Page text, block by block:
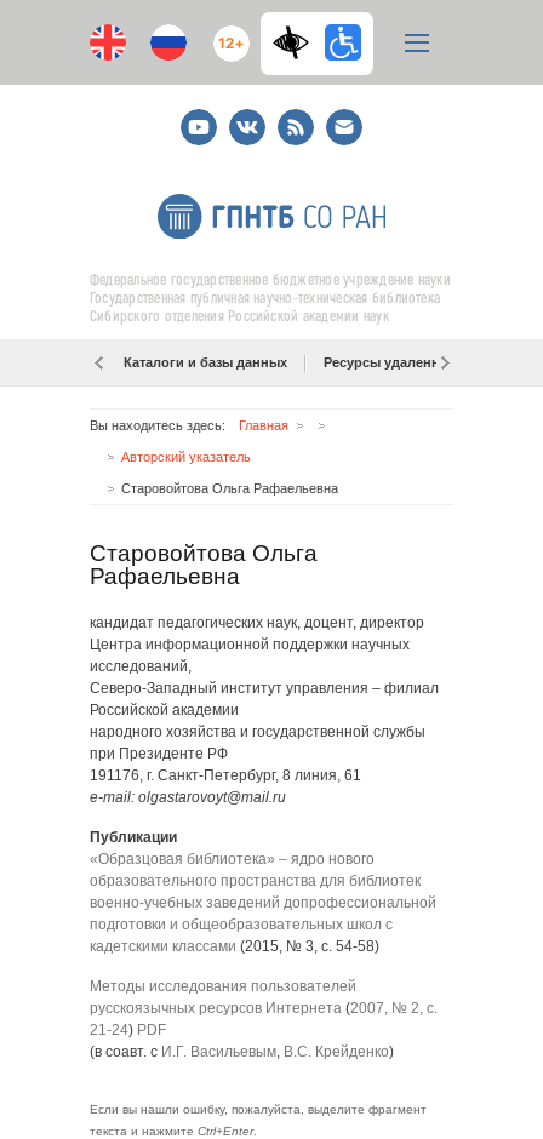
12+
YoutubeВКонтакте
RSS
E-
mail
подписка
Федеральное государственное бюджетное учреждение науки
Государственная публичная научно-техническая библиотека
Сибирского отделения Российской академии наук
Каталоги и базы данных Ресурсы удаленного доступа
Вы находитесь здесь: Главная
Авторский указатель
Старовойтова Ольга Рафаельевна
Старовойтова Ольга
Рафаельевна
кандидат педагогических наук, доцент, директор
Центра информационной поддержки научных
исследований,
Северо-Западный институт управления – филиал
Российской академии
народного хозяйства и государственной службы
при Президенте РФ
191176, г. Санкт-Петербург, 8 линия, 61
e-mail: olgastarovoyt@mail.ru
Публикации
«Образцовая библиотека» – ядро нового
образовательного пространства для библиотек
военно-учебных заведений допрофессиональной
подготовки и общеобразовательных школ с
кадетскими классами (2015, № 3, с. 54-58)
Методы исследования пользователей
русскоязычных ресурсов Интернета (2007, № 2, с.
21-24) PDF
(в соавт. с И.Г. Васильевым, В.С. Крейденко)
Если вы нашли ошибку, пожалуйста, выделите фрагмент
текста и нажмите Ctrl+Enter.